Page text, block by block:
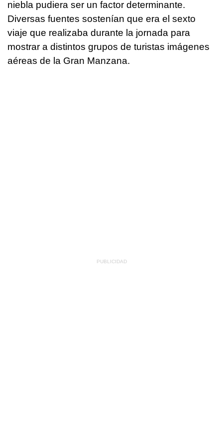
niebla pudiera ser un factor determinante.
Diversas fuentes sostenían que era el sexto
viaje que realizaba durante la jornada para
mostrar a distintos grupos de turistas imágenes
aéreas de la Gran Manzana.